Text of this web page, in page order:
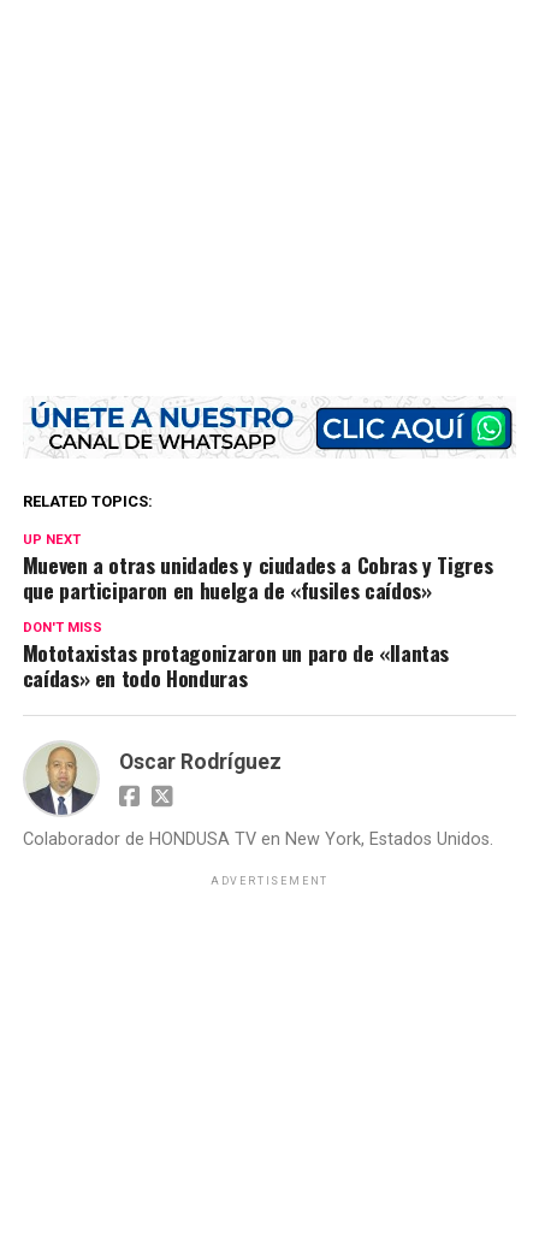
RELATED TOPICS:
UP NEXT
Mueven a otras unidades y ciudades a Cobras y Tigres
que participaron en huelga de «fusiles caídos»
DON'T MISS
Mototaxistas protagonizaron un paro de «llantas
caídas» en todo Honduras
Oscar Rodríguez
Colaborador de HONDUSA TV en New York, Estados Unidos.
ADVERTISEMENT